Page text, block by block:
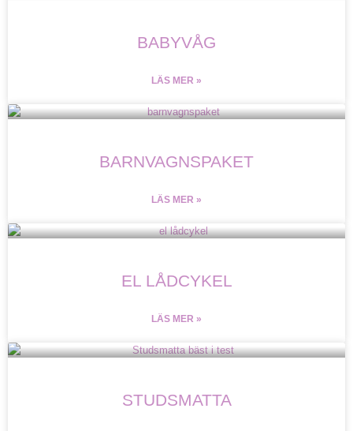
BABYVÅG
LÄS MER »
BARNVAGNSPAKET
LÄS MER »
EL LÅDCYKEL
LÄS MER »
STUDSMATTA